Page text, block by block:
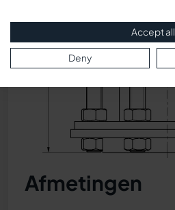
Afmetingen
Accept all
Deny